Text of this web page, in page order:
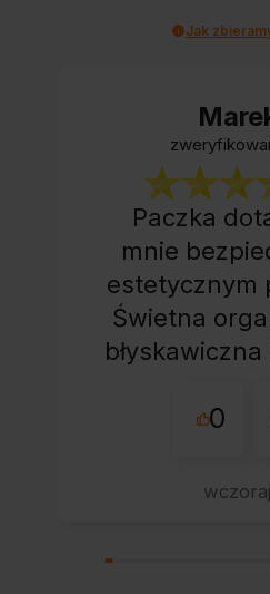
Jak
Paczka
mnie
estetycznym
Świetna
błyskawiczna
sklepu nie
wszystko
0
wczoraj